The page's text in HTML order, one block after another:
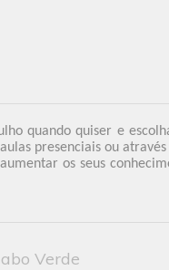
quando quiser e
presenciais ou
os seus
Verde